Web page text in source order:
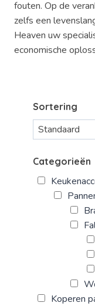
fouten. Op de
zelfs een
Heaven uw
economische
Sortering
Categorieën
Koperen